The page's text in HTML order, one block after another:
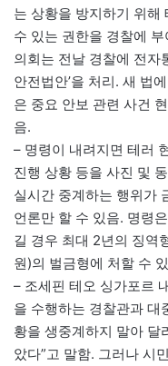
는 상황을 방지하기 위해
수 있는 권한을 경찰에
의회는 전날 경찰에 전자
안전법안’을 처리. 새 법
은 중요 안보 관련 사건
음.
– 명령이 내려지면 테러
진행 상황 등을 사진 및
실시간 중계하는 행위가
언론만 할 수 있음. 명령
길 경우 최대 2년의 징역
원)의 벌금형에 처할 수
– 조세핀 테오 싱가포르
을 수행하는 경찰관과 대
황을 생중계하지 말아 달
았다”고 말함. 그러나 시